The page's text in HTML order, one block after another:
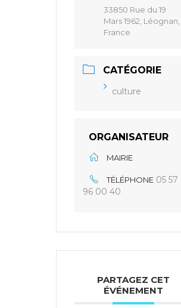
33850 Rue du 19
Mars 1962, Léognan,
France
CATÉGORIE
culture
ORGANISATEUR
MAIRIE
TÉLÉPHONE 05 57
96 00 40
PARTAGEZ CET
ÉVÉNEMENT